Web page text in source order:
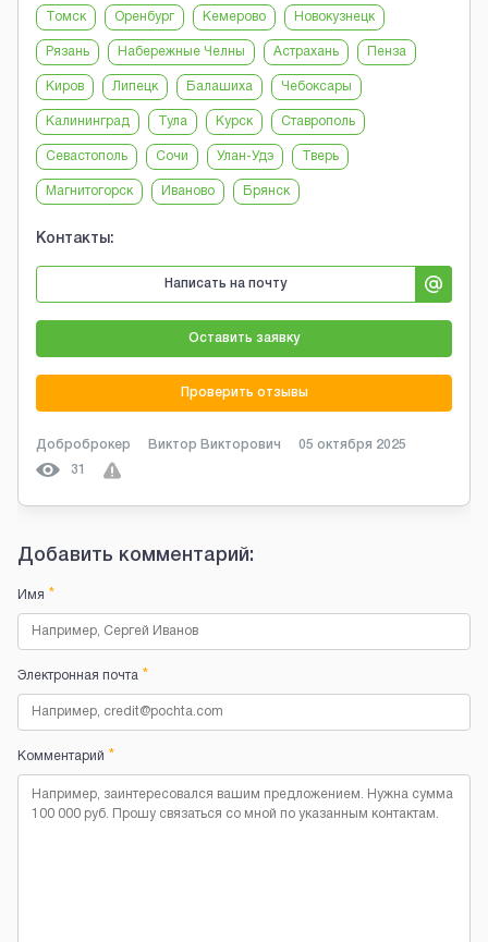
Томск Оренбург Кемерово Новокузнецк
Рязань Набережные Челны Астрахань Пенза
Киров Липецк Балашиха Чебоксары
Калининград Тула Курск Ставрополь
Севастополь Сочи Улан-Удэ Тверь
Магнитогорск Иваново Брянск
Контакты:
Написать на почту
Оставить заявку
Проверить отзывы
Доброброкер Виктор Викторович 05 октября 2025
31
Добавить комментарий:
Имя *
Электронная почта *
Комментарий *